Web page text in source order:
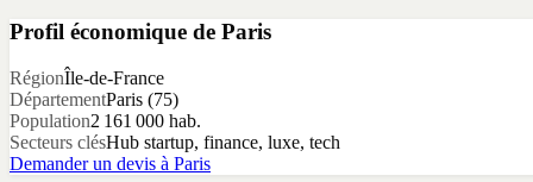
Profil économique de Paris
RégionÎle-de-France
DépartementParis (75)
Population2 161 000 hab.
Secteurs clésHub startup, finance, luxe, tech
Demander un devis à Paris